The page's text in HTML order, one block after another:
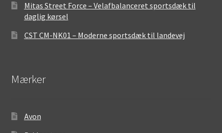
Mitas Street Force – Velafbalanceret sportsdæk til
daglig kørsel
CST CM-NK01 – Moderne sportsdæk til landevej
Mærker
Avon